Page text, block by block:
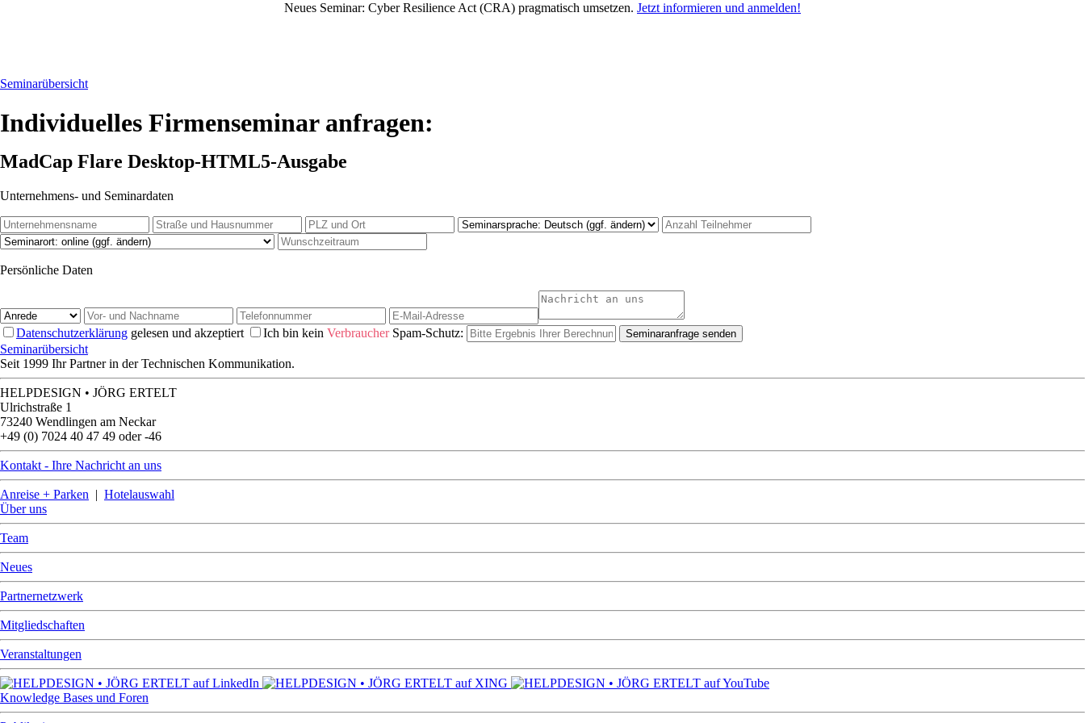
Neues Seminar: Cyber Resilience Act (CRA) pragmatisch umsetzen. Jetzt informieren und anmelden!
Seminarübersicht
Individuelles Firmenseminar anfragen:
MadCap Flare Desktop-HTML5-Ausgabe
Unternehmens- und Seminardaten
Persönliche Daten
Daten­schutz­erklärung gelesen und akzeptiert Ich bin kein Verbraucher Spam-Schutz: Seminaranfrage senden
Seminarübersicht
Seit 1999 Ihr Partner in der Technischen Kommunikation.
HELPDESIGN • JÖRG ERTELT
Ulrichstraße 1
73240 Wendlingen am Neckar
+49 (0) 7024 40 47 49 oder -46
Kontakt - Ihre Nachricht an uns
Anreise + Parken | Hotelauswahl
Über uns
Team
Neues
Partnernetzwerk
Mitgliedschaften
Veranstaltungen
Knowledge Bases und Foren